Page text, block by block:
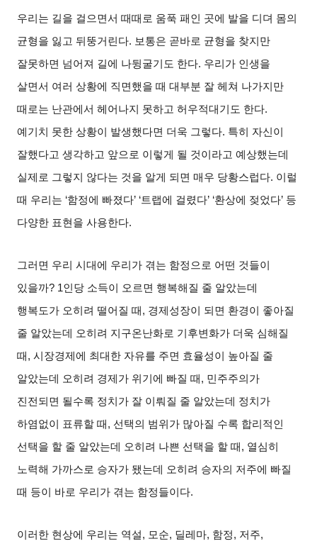
우리는 길을 걸으면서 때때로 움푹 패인 곳에 발을 디뎌 몸의
균형을 잃고 뒤뚱거린다. 보통은 곧바로 균형을 찾지만
잘못하면 넘어져 길에 나뒹굴기도 한다. 우리가 인생을
살면서 여러 상황에 직면했을 때 대부분 잘 헤쳐 나가지만
때로는 난관에서 헤어나지 못하고 허우적대기도 한다.
예기치 못한 상황이 발생했다면 더욱 그렇다. 특히 자신이
잘했다고 생각하고 앞으로 이렇게 될 것이라고 예상했는데
실제로 그렇지 않다는 것을 알게 되면 매우 당황스럽다. 이럴
때 우리는 ‘함정에 빠졌다’ ‘트랩에 걸렸다’ ‘환상에 젖었다’ 등
다양한 표현을 사용한다.
그러면 우리 시대에 우리가 겪는 함정으로 어떤 것들이
있을까? 1인당 소득이 오르면 행복해질 줄 알았는데
행복도가 오히려 떨어질 때 , 경제성장이 되면 환경이 좋아질
줄 알았는데 오히려 지구온난화로 기후변화가 더욱 심해질
때 ,시장경제에 최대한 자유를 주면 효율성이 높아질 줄
알았는데 오히려 경제가 위기에 빠질 때 , 민주주의가
진전되면 될수록 정치가 잘 이뤄질 줄 알았는데 정치가
하염없이 표류할 때 , 선택의 범위가 많아질 수록 합리적인
선택을 할 줄 알았는데 오히려 나쁜 선택을 할 때 , 열심히
노력해 가까스로 승자가 됐는데 오히려 승자의 저주에 빠질
때 등이 바로 우리가 겪는 함정들이다.
이러한 현상에 우리는 역설, 모순, 딜레마, 함정, 저주,